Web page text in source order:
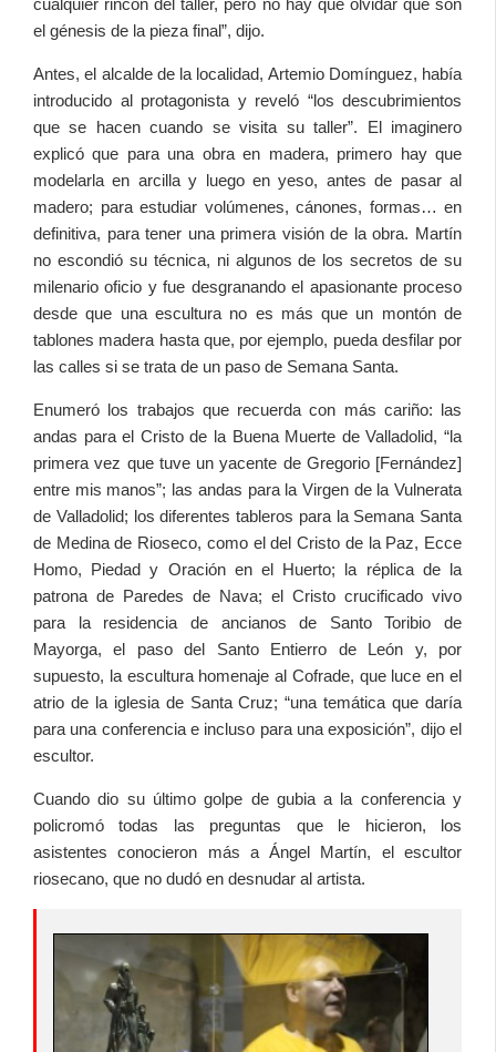
cualquier rincón del taller, pero no hay que olvidar que son
el génesis de la pieza final”, dijo.
Antes, el alcalde de la localidad, Artemio Domínguez, había
introducido al protagonista y reveló “los descubrimientos
que se hacen cuando se visita su taller”. El imaginero
explicó que para una obra en madera, primero hay que
modelarla en arcilla y luego en yeso, antes de pasar al
madero; para estudiar volúmenes, cánones, formas… en
definitiva, para tener una primera visión de la obra. Martín
no escondió su técnica, ni algunos de los secretos de su
milenario oficio y fue desgranando el apasionante proceso
desde que una escultura no es más que un montón de
tablones madera hasta que, por ejemplo, pueda desfilar por
las calles si se trata de un paso de Semana Santa.
Enumeró los trabajos que recuerda con más cariño: las
andas para el Cristo de la Buena Muerte de Valladolid, “la
primera vez que tuve un yacente de Gregorio [Fernández]
entre mis manos”; las andas para la Virgen de la Vulnerata
de Valladolid; los diferentes tableros para la Semana Santa
de Medina de Rioseco, como el del Cristo de la Paz, Ecce
Homo, Piedad y Oración en el Huerto; la réplica de la
patrona de Paredes de Nava; el Cristo crucificado vivo
para la residencia de ancianos de Santo Toribio de
Mayorga, el paso del Santo Entierro de León y, por
supuesto, la escultura homenaje al Cofrade, que luce en el
atrio de la iglesia de Santa Cruz; “una temática que daría
para una conferencia e incluso para una exposición”, dijo el
escultor.
Cuando dio su último golpe de gubia a la conferencia y
policromó todas las preguntas que le hicieron, los
asistentes conocieron más a Ángel Martín, el escultor
riosecano, que no dudó en desnudar al artista.